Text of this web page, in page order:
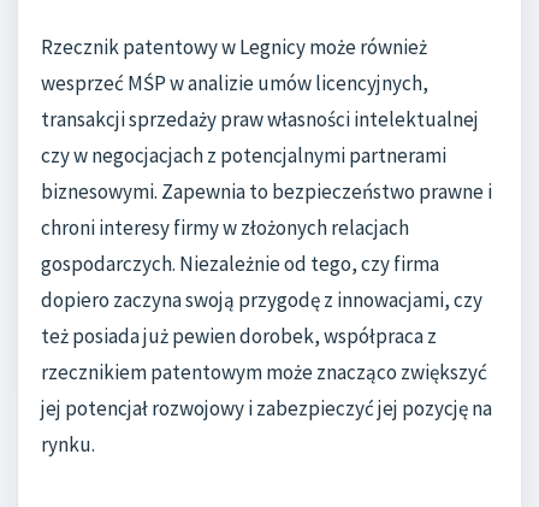
Rzecznik patentowy w Legnicy może również
wesprzeć MŚP w analizie umów licencyjnych,
transakcji sprzedaży praw własności intelektualnej
czy w negocjacjach z potencjalnymi partnerami
biznesowymi. Zapewnia to bezpieczeństwo prawne i
chroni interesy firmy w złożonych relacjach
gospodarczych. Niezależnie od tego, czy firma
dopiero zaczyna swoją przygodę z innowacjami, czy
też posiada już pewien dorobek, współpraca z
rzecznikiem patentowym może znacząco zwiększyć
jej potencjał rozwojowy i zabezpieczyć jej pozycję na
rynku.